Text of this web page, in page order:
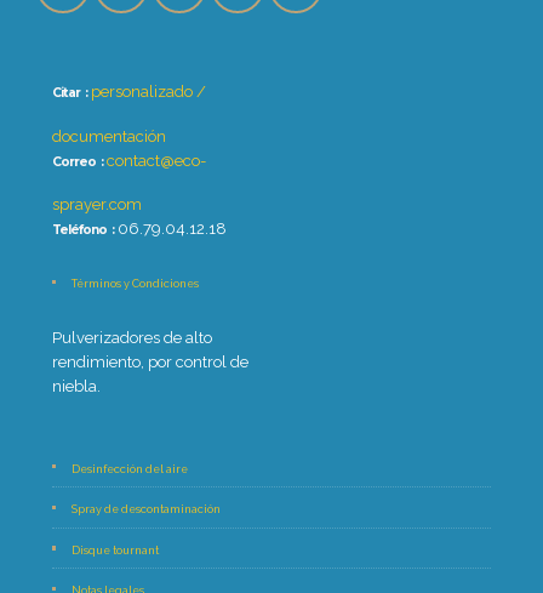
Citar : personalizado /
documentación
Correo : contact@eco-
sprayer.com
Teléfono :06.79.04.12.18
Términos y Condiciones
Pulverizadores de alto
rendimiento, por control de
niebla.
Desinfección del aire
Spray de descontaminación
Disque tournant
Notas legales